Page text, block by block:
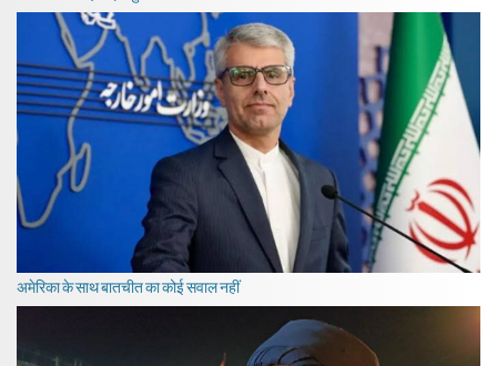
अमेरिका के साथ बातचीत का कोई सवाल नहीं